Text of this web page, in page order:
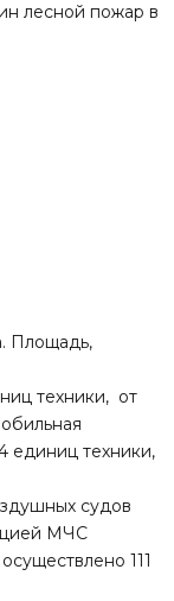
лесной пожар в
Площадь,
техники, от
единиц техники,
судов
МЧС
111